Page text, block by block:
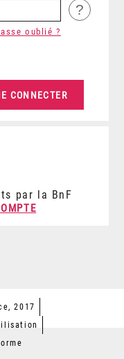
?
oublié ?
par la BnF
2017